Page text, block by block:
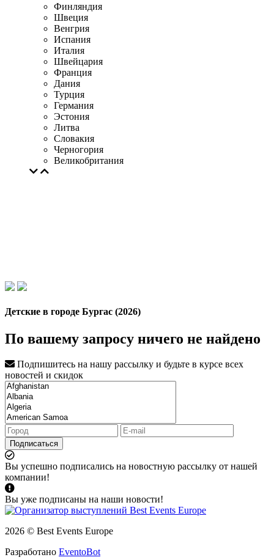
Финляндия
Швеция
Венгрия
Испания
Италия
Швейцария
Франция
Дания
Турция
Германия
Эстония
Литва
Словакия
Черногория
Великобритания
Детские в городе Бургас (2026)
По вашему запросу ничего не найдено
Подпишитесь на нашу рассылку и будьте в курсе всех
новостей и скидок
Подписаться
Вы успешно подписались на новостную рассылку от нашей
компании!
Вы уже подписаны на наши новости!
2026 © Best Events Europe
Разработано EventoBot